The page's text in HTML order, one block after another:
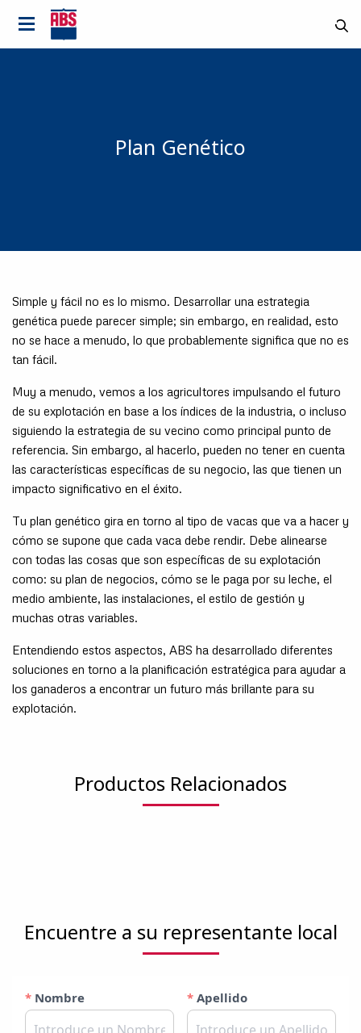
País
Plan Genético
Simple y fácil no es lo mismo. Desarrollar una estrategia
genética puede parecer simple; sin embargo, en realidad, esto
no se hace a menudo, lo que probablemente significa que no es
tan fácil.
Muy a menudo, vemos a los agricultores impulsando el futuro
de su explotación en base a los índices de la industria, o incluso
siguiendo la estrategia de su vecino como principal punto de
referencia. Sin embargo, al hacerlo, pueden no tener en cuenta
las características específicas de su negocio, las que tienen un
impacto significativo en el éxito.
Tu plan genético gira en torno al tipo de vacas que va a hacer y
cómo se supone que cada vaca debe rendir. Debe alinearse
con todas las cosas que son específicas de su explotación
como: su plan de negocios, cómo se le paga por su leche, el
medio ambiente, las instalaciones, el estilo de gestión y
muchas otras variables.
Entendiendo estos aspectos, ABS ha desarrollado diferentes
soluciones en torno a la planificación estratégica para ayudar a
los ganaderos a encontrar un futuro más brillante para su
explotación.
Productos Relacionados
Encuentre a su representante local